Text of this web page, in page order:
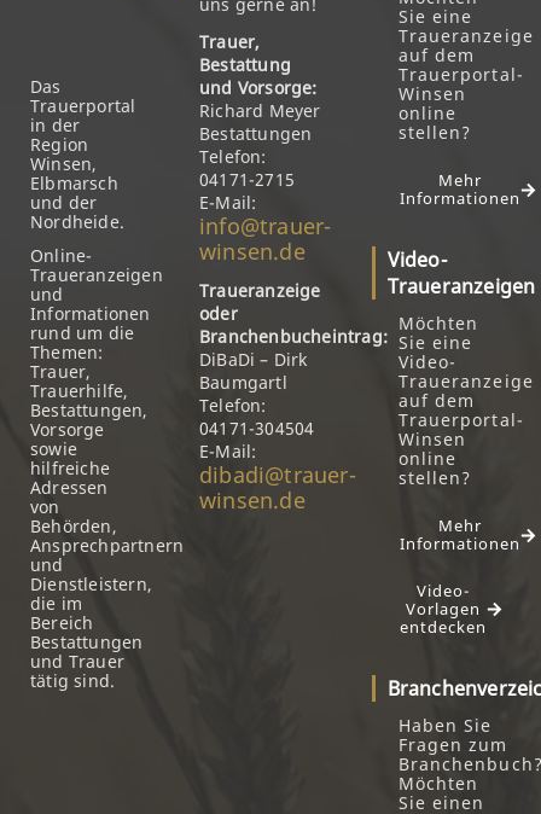
Das
Trauerportal
in der
Region
Winsen,
Elbmarsch
und der
Nordheide.
Online-
Traueranzeigen
und
Informationen
rund um die
Themen:
Trauer,
Trauerhilfe,
Bestattungen,
Vorsorge
sowie
hilfreiche
Adressen
von
Behörden,
Ansprechpartnern
und
Dienstleistern,
die im
Bereich
Bestattungen
und Trauer
tätig sind.
Trauer,
Bestattung
und Vorsorge:
Richard Meyer
Bestattungen
Telefon:
04171-2715
E-Mail:
info@trauer-
winsen.de
Traueranzeige
oder
Branchenbucheintrag:
DiBaDi – Dirk
Baumgartl
Telefon:
04171-304504
E-Mail:
dibadi@trauer-
winsen.de
Sie eine
Traueranzeige
auf dem
Trauerportal-
Winsen
online
stellen?
Mehr
Informationen
Video-
Traueranzeigen
Möchten
Sie eine
Video-
Traueranzeige
auf dem
Trauerportal-
Winsen
online
stellen?
Mehr
Informationen
Video-
Vorlagen
entdecken
Haben Sie
Fragen zum
Möchten
Sie einen